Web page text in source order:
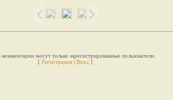
комментарии могут только зарегистрированные пользователи.
[ Регистрация | Вход ]